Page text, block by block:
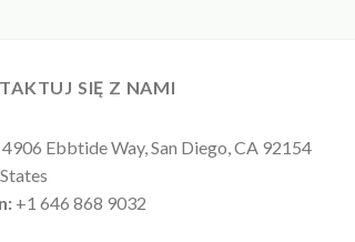
SIĘ Z NAMI
4906 Ebbtide Way, San Diego, CA 92154
+1 646 868 9032